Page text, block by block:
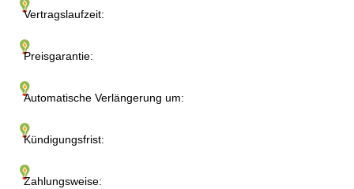
Vertragslaufzeit:
Preisgarantie:
Automatische Verlängerung um:
Kündigungsfrist:
Zahlungsweise: